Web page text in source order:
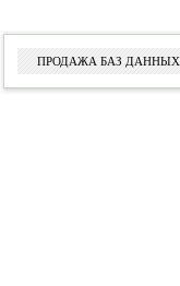
ПРОДАЖА БАЗ ДАННЫХ